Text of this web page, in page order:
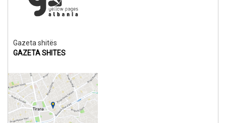
Gazeta shitës
GAZETA SHITES